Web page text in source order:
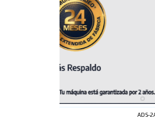
ADS-